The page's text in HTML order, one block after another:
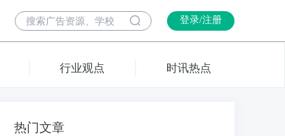
登录/注册
行业观点 时讯热点
热门文章